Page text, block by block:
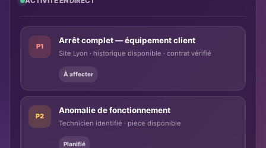
P1
Arrêt complet — équipement client
Site Lyon · historique disponible · contrat vérifié
À affecter
P2
Anomalie de fonctionnement
Technicien identifié · pièce disponible
Planifié